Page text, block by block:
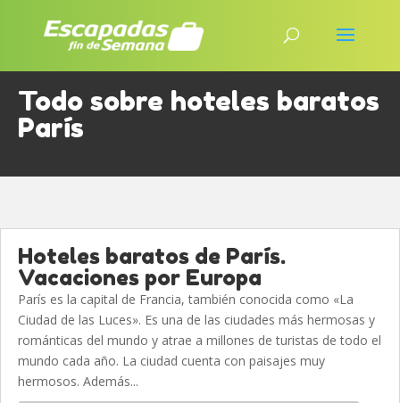
Todo sobre hoteles baratos
París
Hoteles baratos de París.
Vacaciones por Europa
París es la capital de Francia, también conocida como «La
Ciudad de las Luces». Es una de las ciudades más hermosas y
románticas del mundo y atrae a millones de turistas de todo el
mundo cada año. La ciudad cuenta con paisajes muy
hermosos. Además...